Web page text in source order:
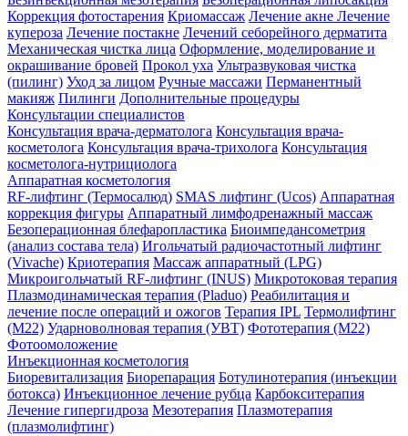
Коррекция фотостарения Криомассаж Лечение акне Лечение
купероза Лечение постакне Лечений себорейного дерматита
Механическая чистка лица Оформление, моделирование и
окрашивание бровей Прокол уха Ультразвуковая чистка
(пилинг) Уход за лицом Ручные массажи Перманентный
макияж Пилинги Дополнительные процедуры
Консультации специалистов
Консультация врача-дерматолога Консультация врача-
косметолога Консультация врача-трихолога Консультация
косметолога-нутрициолога
Аппаратная косметология
RF-лифтинг (Термосалюд) SMAS лифтинг (Ucos) Аппаратная
коррекция фигуры Аппаратный лимфодренажный массаж
Безоперационная блефаропластика Биоимпедансометрия
(анализ состава тела) Игольчатый радиочастотный лифтинг
(Vivache) Криотерапия Массаж аппаратный (LPG)
Микроигольчатый RF-лифтинг (INUS) Микротоковая терапия
Плазмодинамическая терапия (Pladuo) Реабилитация и
лечение после операций и ожогов Терапия IPL Термолифтинг
(M22) Ударноволновая терапия (УВТ) Фототерапия (М22)
Фотоомоложение
Инъекционная косметология
Биоревитализация Биорепарация Ботулинотерапия (инъекции
ботокса) Инъекционное лечение рубца Карбокситерапия
Лечение гипергидроза Мезотерапия Плазмотерапия
(плазмолифтинг)